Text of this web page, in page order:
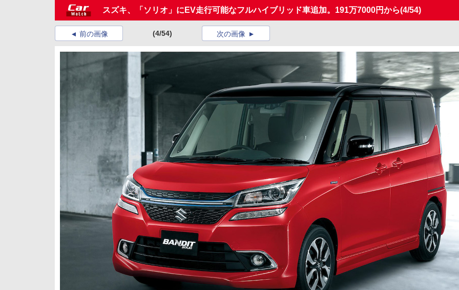
スズキ、「ソリオ」にEV走行可能なフルハイブリッド車追加。191万7000円から(4/54)
前の画像 (4/54) 次の画像